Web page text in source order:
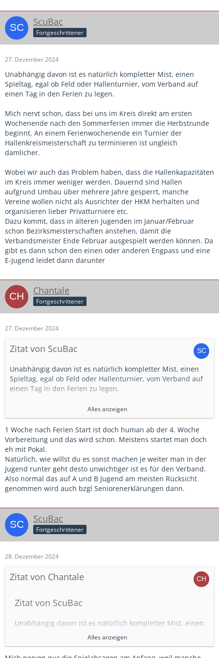
Oder ist es an dem anderen Ort so schrecklich, dass du
gerne einen ganzen Tag in Auto und Halle verbringst?
ScuBac
Fortgeschrittener
27. Dezember 2024
Unabhängig davon ist es natürlich kompletter Mist, einen
Spieltag, egal ob Feld oder Hallenturnier, vom Verband auf
einen Tag in den Ferien zu legen.
Mich nervt schon, dass bei uns im Kreis direkt am ersten
Wochenende nach den Sommerferien immer die Herbstrunde
beginnt. An einem Ferienwochenende ein Turnier der
Hallenkreismeisterschaft zu terminieren ist ungleich
damlicher.
Wobei wir auch das Problem haben, dass die Hallenkapazitäten
im Kreis immer weniger werden. Dauernd sind Hallen
aufgrund Umbau über mehrere Jahre gesperrt, manche
Vereine wollen nicht als Ausrichter der HKM herhalten und
organisieren lieber Privatturniere etc.
Dazu kommt, dass in älteren Jugenden im Januar/Februar
schon Bezirksmeisterschaften anstehen, damit die
Verbandsmeister Ende Februar ausgespielt werden können. Da
gibt es dann schon den einen oder anderen Engpass und eine
E-Jugend leidet dann darunter
Chantale
Fortgeschrittener
27. Dezember 2024
Zitat von ScuBac
Unabhängig davon ist es natürlich kompletter Mist, einen
Spieltag, egal ob Feld oder Hallenturnier, vom Verband auf
einen Tag in den Ferien zu legen.
Mich nervt schon, dass bei uns im Kreis direkt am ersten
Wochenende nach den Sommerferien immer die
Herbstrunde beginnt. An einem Ferienwochenende ein
Turnier der Hallenkreismeisterschaft zu terminieren ist
ungleich damlicher.
Wobei wir auch das Problem haben, dass die
Hallenkapazitäten im Kreis immer weniger werden. Dauernd
sind Hallen aufgrund Umbau über mehrere Jahre gesperrt,
herhalten und organisieren lieber Privatturniere etc.
Dazu kommt, dass in älteren Jugenden im Januar/Februar
schon Bezirksmeisterschaften anstehen, damit die
Verbandsmeister Ende Februar ausgespielt werden können.
und eine E-Jugend leidet dann darunter
Alles anzeigen
1 Woche nach Ferien Start ist doch human ab der 4. Woche
Vorbereitung und das wird schon. Meistens startet man doch
eh mit Pokal.
Natürlich, wie willst du es sonst machen je weiter man in der
Jugend runter geht desto unwichtiger ist es für den Verband.
Also normal das auf A und B Jugend am meisten Rücksicht
genommen wird auch bzgl Seniorenerklärungen dann.
ScuBac
Fortgeschrittener
28. Dezember 2024
Zitat von Chantale
Zitat von ScuBac
Unabhängig davon ist es natürlich kompletter Mist, einen
auf einen Tag in den Ferien zu legen.
Alles anzeigen